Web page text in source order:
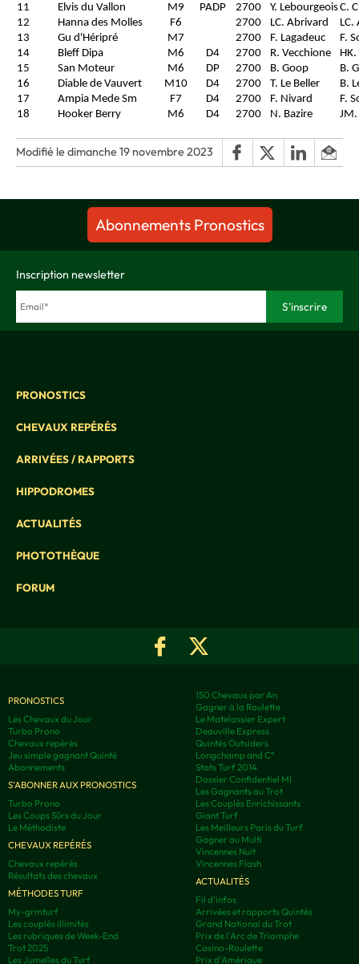
11
Elvis du Vallon M9 PADP 2700 Y. LebourgeoisC.
12
Hanna des Molles F6 2700 LC. Abrivard
LC.
13
Gu d'Héripré M7 2700 F. Lagadeuc
F.
14
Bleff Dipa M6 D4 2700 R. Vecchione
15
San Moteur M6 DP 2700 B. Goop
B.
16
Diable de Vauvert M10 D4 2700 T. Le Beller
B.
17
Ampia Mede Sm F7 D4 2700 F. Nivard
F.
18
Hooker Berry M6 D4 2700 N. Bazire JM.
Modifié le dimanche 19 novembre 2023
Abonnements Pronostics
Inscription newsletter
PRONOSTICS
CHEVAUX REPÉRÉS
ARRIVÉES / RAPPORTS
HIPPODROMES
ACTUALITÉS
PHOTOTHÈQUE
FORUM
PRONOSTICS
Les Chevaux du Jour
Turbo Prono
Chevaux repérés
Jeu simple gagnant Quinté
Abonnements
S'ABONNER AUX PRONOSTICS
Turbo Prono
Les Coups Sûrs du Jour
Le Méthodiste
CHEVAUX REPÉRÉS
Chevaux repérés
Résultats des chevaux
MÉTHODES TURF
My-grmturf
Les couplés illimités
Les rubriques de Week-End
Trot 2025
Les Jumelles du Turf
150 Chevaux par An
Gagner à la Roulette
Le Matelassier Expert
Deauville Express
Quintés Outsiders
Longchamp and C°
Stats Turf 2014
Dossier Confidentiel MI
Les Gagnants au Trot
Les Couplés Enrichissants
Giant Turf
Les Meilleurs Paris du Turf
Gagner au Multi
Vincennes Nuit
Vincennes Flash
ACTUALITÉS
Fil d'infos
Arrivées et rapports Quintés
Grand National du Trot
Prix de l'Arc de Triomphe
Casino-Roulette
Prix d'Amérique